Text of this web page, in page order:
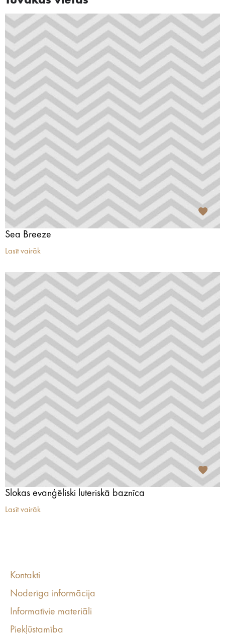
Sea Breeze
Lasīt vairāk
Slokas evanģēliski luteriskā baznīca
Lasīt vairāk
Kontakti
Noderīga informācija
Informatīvie materiāli
Piekļūstamība